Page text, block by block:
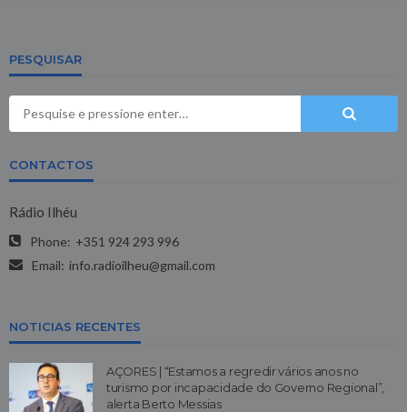
PESQUISAR
CONTACTOS
Rádio Ilhéu
Phone: +351 924 293 996
Email: info.radioilheu@gmail.com
NOTICIAS RECENTES
AÇORES | “Estamos a regredir vários anos no
turismo por incapacidade do Governo Regional”,
alerta Berto Messias